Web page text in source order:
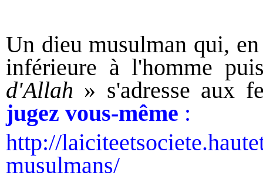
Un dieu musulman qui,
inférieure à l'homme
d'Allah » s'adresse aux
jugez vous-même :
http://
musulmans/